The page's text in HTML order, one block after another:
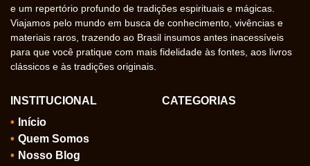
e um repertório profundo de tradições espirituais e mágicas.
Viajamos pelo mundo em busca de conhecimento, vivências e
materiais raros, trazendo ao Brasil insumos antes inacessíveis
para que você pratique com mais fidelidade às fontes, aos livros
clássicos e às tradições originais.
INSTITUCIONAL
Início
Quem Somos
Nosso Blog
CATEGORIAS